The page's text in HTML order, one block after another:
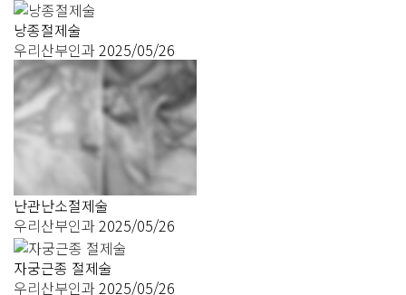
낭종절제술
우리산부인과2025/05/26
난관난소절제술
우리산부인과2025/05/26
자궁근종 절제술
우리산부인과2025/05/26